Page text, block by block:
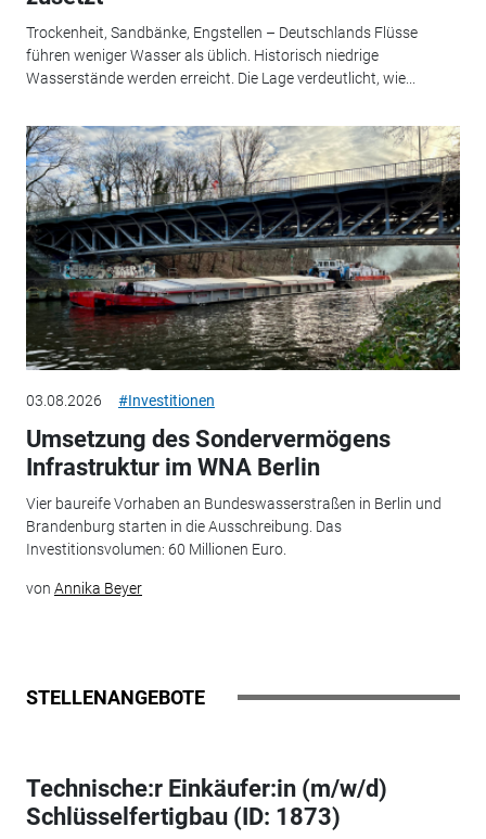
Trockenheit, Sandbänke, Engstellen – Deutschlands Flüsse
führen weniger Wasser als üblich. Historisch niedrige
Wasserstände werden erreicht. Die Lage verdeutlicht, wie...
03.08.2026 #Investitionen
Umsetzung des Sondervermögens
Infrastruktur im WNA Berlin
Vier baureife Vorhaben an Bundeswasserstraßen in Berlin und
Brandenburg starten in die Ausschreibung. Das
Investitionsvolumen: 60 Millionen Euro.
von Annika Beyer
STELLENANGEBOTE
Technische:r Einkäufer:in (m/w/d)
Schlüsselfertigbau (ID: 1873)